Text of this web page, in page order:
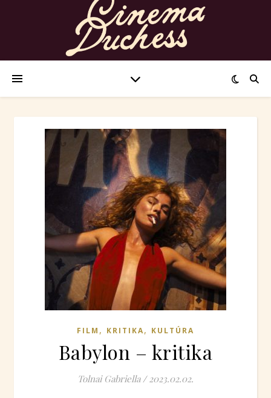
FILM , KRITIKA, KULTÚRA
Babylon – kritika
Tolnai Gabriella / 2023.02.02.